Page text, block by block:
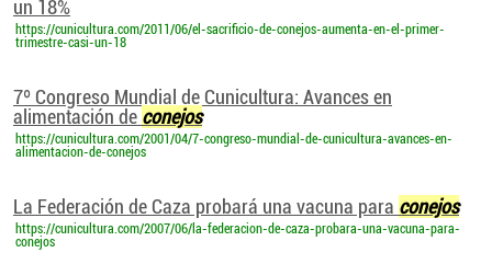
un 18%
https://cunicultura.com/2011/06/el-sacrificio-de-conejos-aumenta-en-el-primer-
trimestre-casi-un-18
7º Congreso Mundial de Cunicultura: Avances en
alimentación de conejos
https://cunicultura.com/2001/04/7-congreso-mundial-de-cunicultura-avances-en-
alimentacion-de-conejos
La Federación de Caza probará una vacuna para conejos
https://cunicultura.com/2007/06/la-federacion-de-caza-probara-una-vacuna-para-
conejos